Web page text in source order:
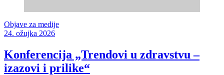
Objave za medije
24. ožujka 2026
Konferencija „Trendovi u zdravstvu –
izazovi i prilike“